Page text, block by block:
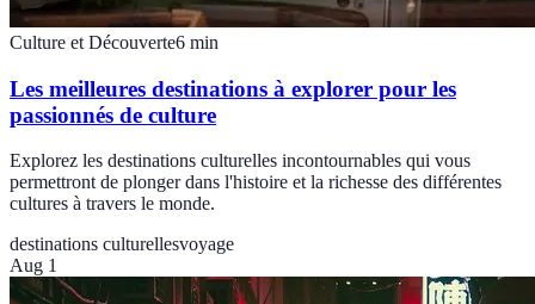
Culture et Découverte6 min
Les meilleures destinations à explorer pour les
passionnés de culture
Explorez les destinations culturelles incontournables qui vous
permettront de plonger dans l'histoire et la richesse des différentes
cultures à travers le monde.
destinations culturellesvoyage
Aug 1